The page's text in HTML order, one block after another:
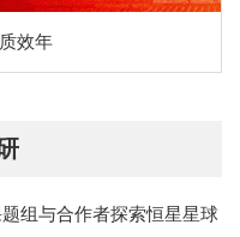
效年
组与合作者探索恒星星球